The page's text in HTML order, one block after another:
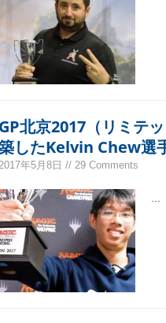
GP北京2017（リミテ
したKelvin Chew選
年5月8日 // 29 Comments